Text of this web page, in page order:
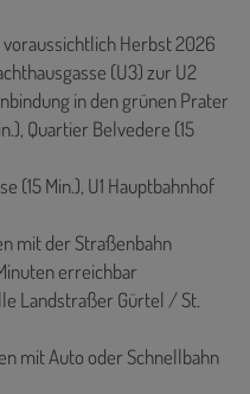
voraussichtlich Herbst 2026
(U3) zur U2
in den grünen Prater
Quartier Belvedere (15
(15 Min.), U1 Hauptbahnhof
mit der Straßenbahn
erreichbar
Landstraßer Gürtel / St.
mit Auto oder Schnellbahn